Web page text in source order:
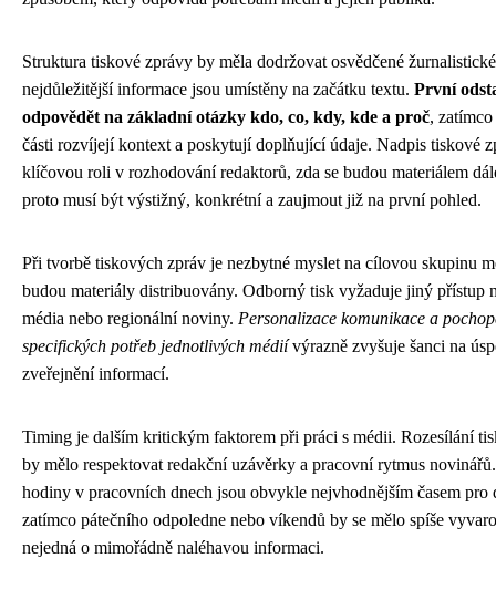
Struktura tiskové zprávy by měla dodržovat osvědčené
nejdůležitější informace jsou umístěny na začátku textu. První
odpovědět na základní otázky kdo, co, kdy, kde a proč,
části rozvíjejí kontext a poskytují doplňující údaje. Nadpis tiskové
klíčovou roli v rozhodování redaktorů, zda se budou materiálem
proto musí být výstižný, konkrétní a zaujmout již na první pohled.
Při tvorbě tiskových zpráv je nezbytné myslet na cílovou skupinu
budou materiály distribuovány. Odborný tisk vyžaduje jiný přístup
média nebo regionální noviny. Personalizace komunikace a
specifických potřeb jednotlivých médiívýrazně zvyšuje šanci na
zveřejnění informací.
Timing je dalším kritickým faktorem při práci s médii. Rozesílání
by mělo respektovat redakční uzávěrky a pracovní rytmus
hodiny v pracovních dnech jsou obvykle nejvhodnějším časem pro
zatímco pátečního odpoledne nebo víkendů by se mělo spíše
nejedná o mimořádně naléhavou informaci.